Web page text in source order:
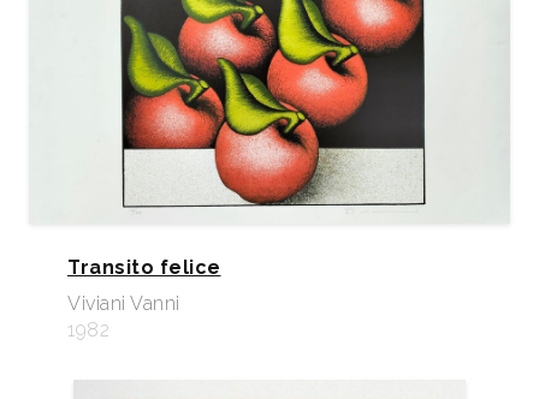
Transito felice
Viviani Vanni
1982